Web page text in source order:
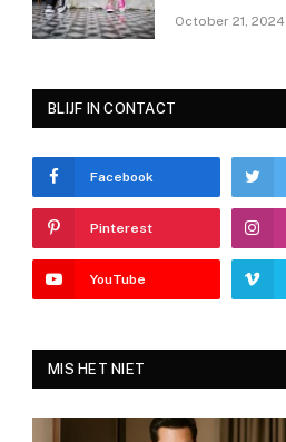
October 21, 2024
BLIJF IN CONTACT
Facebook
Pinterest
YouTube
MIS HET NIET